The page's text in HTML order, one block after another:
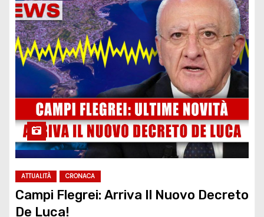
ATTUALITÀ CRONACA
Campi Flegrei: Arriva Il Nuovo Decreto
De Luca!